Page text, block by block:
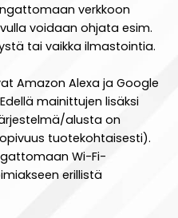
verkkoon
voidaan ohjata esim.
tai vaikka ilmastointia.
Amazon Alexa ja Google
mainittujen lisäksi
alusta on
tuotekohtaisesti).
Wi-Fi-
erillistä